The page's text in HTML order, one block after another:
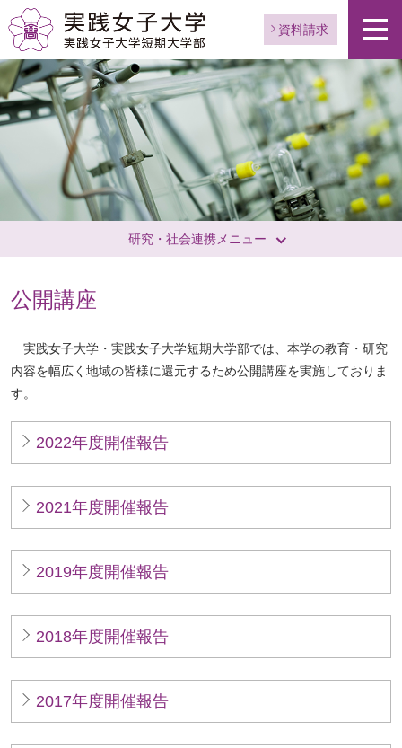
資料請求
研究・社会連携メニュー
公開講座
実践女子大学・実践女子大学短期大学部では、本学の教育・研究
内容を幅広く地域の皆様に還元するため公開講座を実施しておりま
す。
2022年度開催報告
2021年度開催報告
2019年度開催報告
2018年度開催報告
2017年度開催報告
ペ
ジ
ト
プ
へ